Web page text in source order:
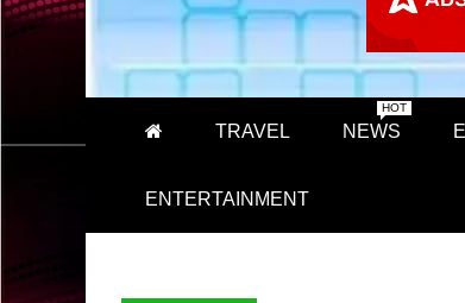
TRAVEL NEWS
HOT
ENTERTAINMENT